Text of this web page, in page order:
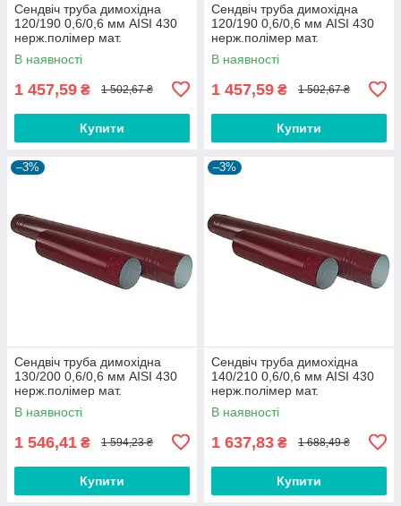
Сендвіч труба димохідна
120/190 0,6/0,6 мм AISI 430
нерж.полімер мат.
В наявності
1 457,59 ₴ 1 502,67 ₴
Купити
Сендвіч труба димохідна
120/190 0,6/0,6 мм AISI 430
нерж.полімер мат.
В наявності
1 457,59 ₴ 1 502,67 ₴
Купити
–3%
Сендвіч труба димохідна
130/200 0,6/0,6 мм AISI 430
нерж.полімер мат.
В наявності
1 546,41 ₴ 1 594,23 ₴
Купити
–3%
Сендвіч труба димохідна
140/210 0,6/0,6 мм AISI 430
нерж.полімер мат.
В наявності
1 637,83 ₴ 1 688,49 ₴
Купити